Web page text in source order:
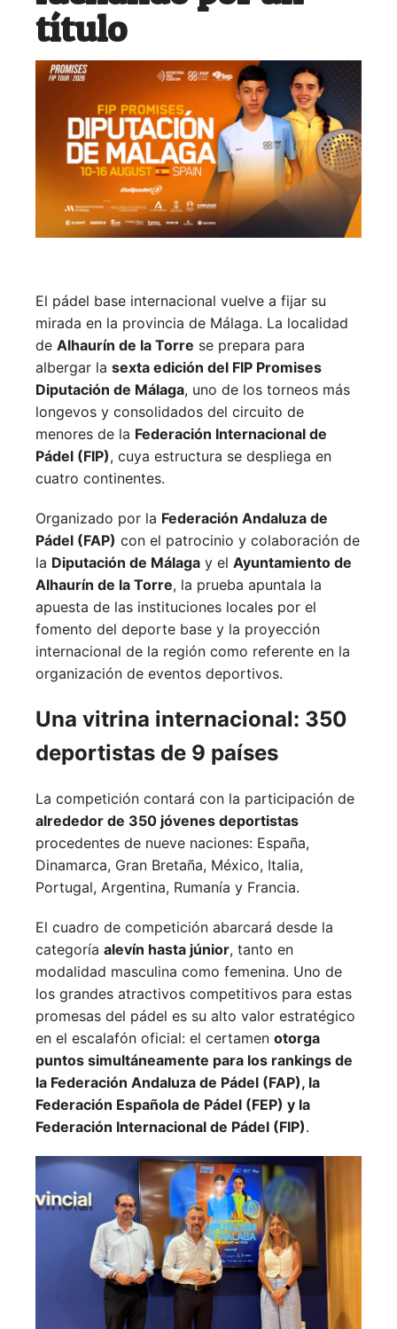
título
El pádel base internacional vuelve a fijar su
mirada en la provincia de Málaga. La localidad
de Alhaurín de la Torre se prepara para
albergar la sexta edición del FIP Promises
Diputación de Málaga, uno de los torneos más
longevos y consolidados del circuito de
menores de la Federación Internacional de
Pádel (FIP), cuya estructura se despliega en
cuatro continentes.
Organizado por la Federación Andaluza de
Pádel (FAP) con el patrocinio y colaboración de
la Diputación de Málaga y el Ayuntamiento de
Alhaurín de la Torre, la prueba apuntala la
apuesta de las instituciones locales por el
fomento del deporte base y la proyección
internacional de la región como referente en la
organización de eventos deportivos.
Una vitrina internacional: 350
deportistas de 9 países
La competición contará con la participación de
alrededor de 350 jóvenes deportistas
procedentes de nueve naciones: España,
Dinamarca, Gran Bretaña, México, Italia,
Portugal, Argentina, Rumanía y Francia.
El cuadro de competición abarcará desde la
categoría alevín hasta júnior, tanto en
modalidad masculina como femenina. Uno de
los grandes atractivos competitivos para estas
promesas del pádel es su alto valor estratégico
en el escalafón oficial: el certamen otorga
puntos simultáneamente para los rankings de
la Federación Andaluza de Pádel (FAP), la
Federación Española de Pádel (FEP) y la
Federación Internacional de Pádel (FIP).